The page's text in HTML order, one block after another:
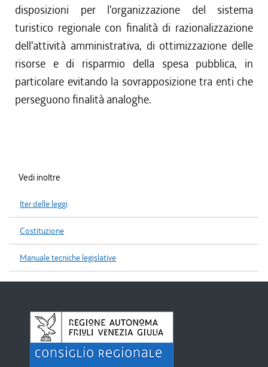
disposizioni per l'organizzazione del sistema
turistico regionale con finalità di razionalizzazione
dell'attività amministrativa, di ottimizzazione delle
risorse e di risparmio della spesa pubblica, in
particolare evitando la sovrapposizione tra enti che
perseguono finalità analoghe.
Vedi inoltre
Iter delle leggi
Costituzione
Manuale tecniche legislative